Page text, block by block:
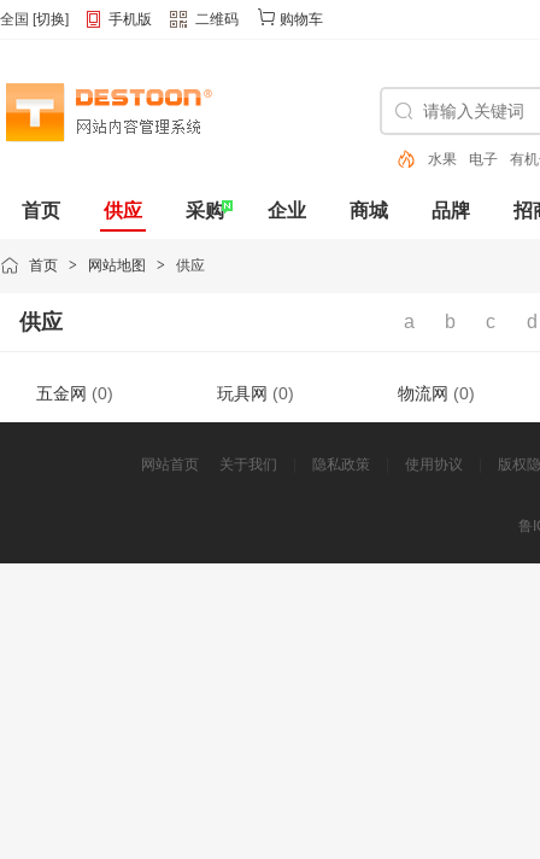
全国 [切换] 手机版 二维码 购物车
水果 电子 有
首页 供应 采购 企业 商城 品牌 招
动态
首页 > 网站地图 > 供应
a b c d
供应
五金网 (0) 玩具网 (0) 物流网 (0)
网站首页 关于我们 隐私政策 使用协议 版权
鲁